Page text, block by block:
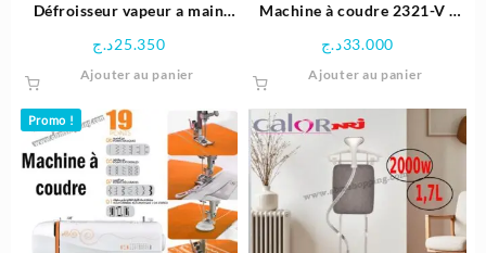
Défroisseur vapeur a main
25.350د.ج
Ajouter au panier
Machine à coudre 2321-V |
33.000د.ج
Ajouter au panier
Promo !